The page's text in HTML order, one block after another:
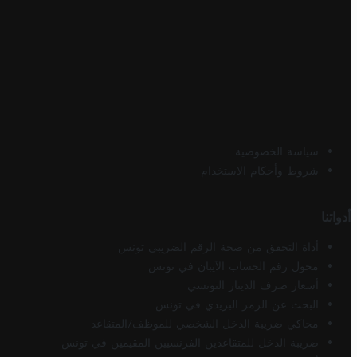
سياسة الخصوصية
شروط وأحكام الاستخدام
أدواتنا
أداة التحقق من صحة الرقم الضريبي تونس
محول رقم الحساب الآيبان في تونس
أسعار صرف الدينار التونسي
البحث عن الرمز البريدي في تونس
محاكي ضريبة الدخل الشخصي للموظف/المتقاعد
ضريبة الدخل للمتقاعدين الفرنسيين المقيمين في تونس